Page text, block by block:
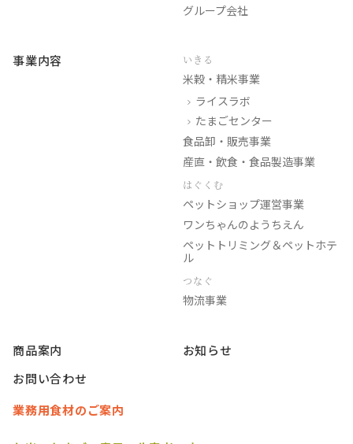
グループ会社
事業内容 いきる
米穀・精米事業
ライスラボ
たまごセンター
食品卸・販売事業
産直・飲食・食品製造事業
はぐくむ
ペットショップ運営事業
ワンちゃんのようちえん
ペットトリミング＆ペットホテ
ル
つなぐ
物流事業
商品案内
お知らせ
お問い合わせ
業務用食材のご案内